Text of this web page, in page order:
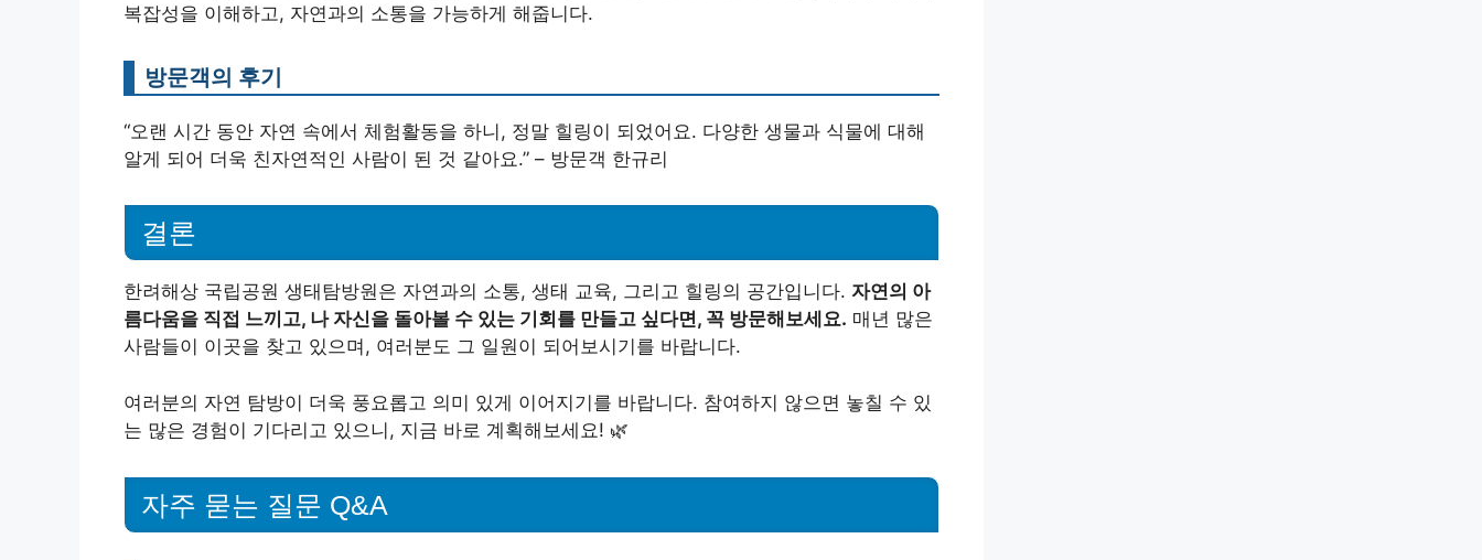
복잡성을 이해하고, 자연과의 소통을 가능하게 해줍니다.
방문객의 후기
“오랜 시간 동안 자연 속에서 체험활동을 하니, 정말 힐링이 되었어요. 다양한 생물과 식물에 대해
알게 되어 더욱 친자연적인 사람이 된 것 같아요.” – 방문객 한규리
결론
한려해상 국립공원 생태탐방원은 자연과의 소통, 생태 교육, 그리고 힐링의 공간입니다. 자연의 아
름다움을 직접 느끼고, 나 자신을 돌아볼 수 있는 기회를 만들고 싶다면, 꼭 방문해보세요. 매년 많은
사람들이 이곳을 찾고 있으며, 여러분도 그 일원이 되어보시기를 바랍니다.
여러분의 자연 탐방이 더욱 풍요롭고 의미 있게 이어지기를 바랍니다. 참여하지 않으면 놓칠 수 있
는 많은 경험이 기다리고 있으니, 지금 바로 계획해보세요! 🌿
자주 묻는 질문 Q&A